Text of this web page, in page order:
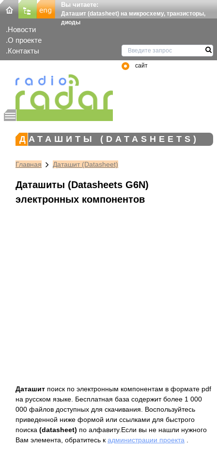
Вы читаете:
Даташит (datasheet) на микросхему, транзисторы,
диоды
Новости
О проекте
Контакты
сайт
ДАТАШИТЫ (DATASHEETS)
Главная Даташит (Datasheet)
Даташиты (Datasheets G6N)
электронных компонентов
Даташит поиск по электронным компонентам в формате pdf
на русском языке. Бесплатная база содержит более 1 000
000 файлов доступных для скачивания. Воспользуйтесь
приведенной ниже формой или ссылками для быстрого
поиска (datasheet) по алфавиту.Если вы не нашли нужного
Вам элемента, обратитесь к администрации проекта